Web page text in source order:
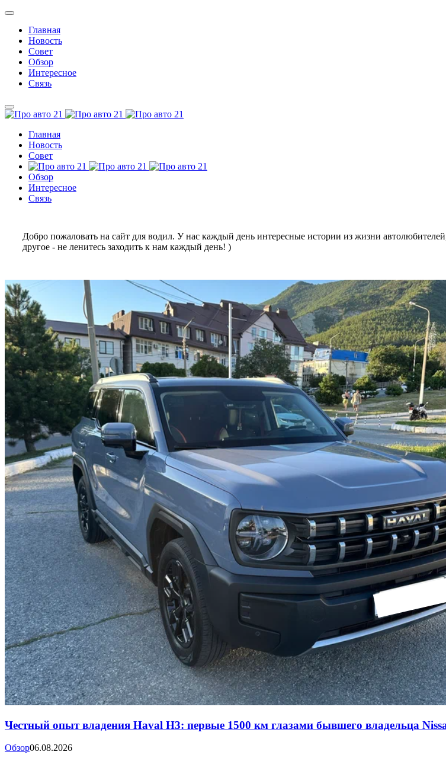
Главная
Новость
Совет
Обзор
Интересное
Связь
Главная
Новость
Совет
Обзор
Интересное
Связь
Добро пожаловать на сайт для водил. У нас каждый день интересные истории из жизни
другое - не ленитесь заходить к нам каждый день! )
Честный опыт владения Haval H3: первые 1500 км глазами бывшего владельца
Обзор06.08.2026